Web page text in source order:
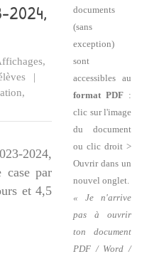
2024,
,
,
2024,
case par
et 4,5
documents
(sans
exception)
sont
accessibles au
format PDF :
clic sur l'image
du document
ou clic droit >
Ouvrir dans un
nouvel onglet.
« Je n'arrive
pas à ouvrir
ton document
PDF / Word /